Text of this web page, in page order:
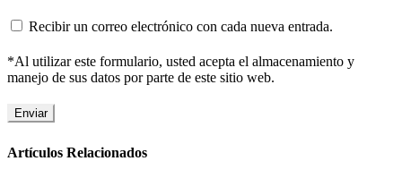
Recibir un correo electrónico con cada nueva entrada.
*Al utilizar este formulario, usted acepta el almacenamiento y
manejo de sus datos por parte de este sitio web.
Artículos Relacionados